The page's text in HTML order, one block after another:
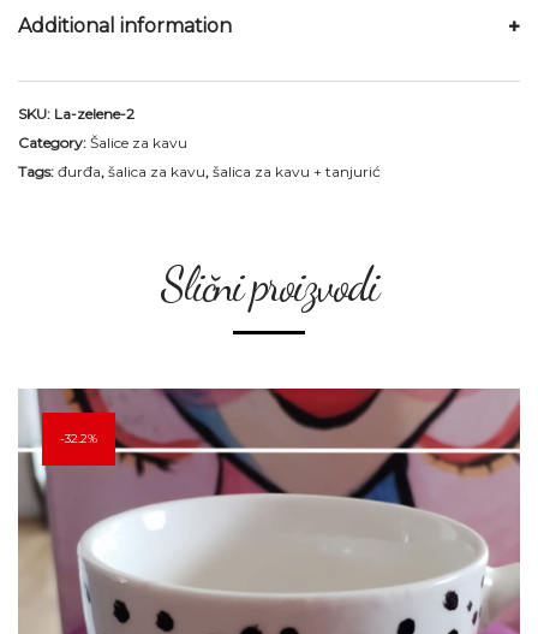
Additional information
SKU: La-zelene-2
Category: Šalice za kavu
Tags: đurđa, šalica za kavu, šalica za kavu + tanjurić
Slični proizvodi
32.2%